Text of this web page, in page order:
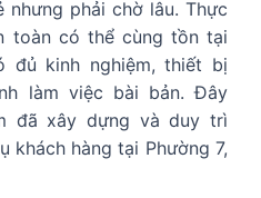
nhưng phải chờ lâu. Thực
toàn có thể cùng tồn tại
đủ kinh nghiệm, thiết bị
làm việc bài bản. Đây
đã xây dựng và duy trì
khách hàng tại Phường 7,